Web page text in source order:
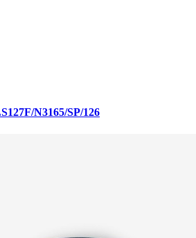
N3165/SP/126